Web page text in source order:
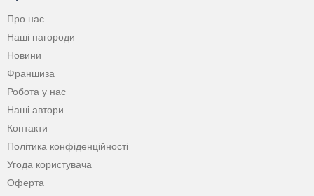
Про нас
Наші нагороди
Новини
Франшиза
Робота у нас
Наші автори
Контакти
Політика конфіденційності
Угода користувача
Оферта